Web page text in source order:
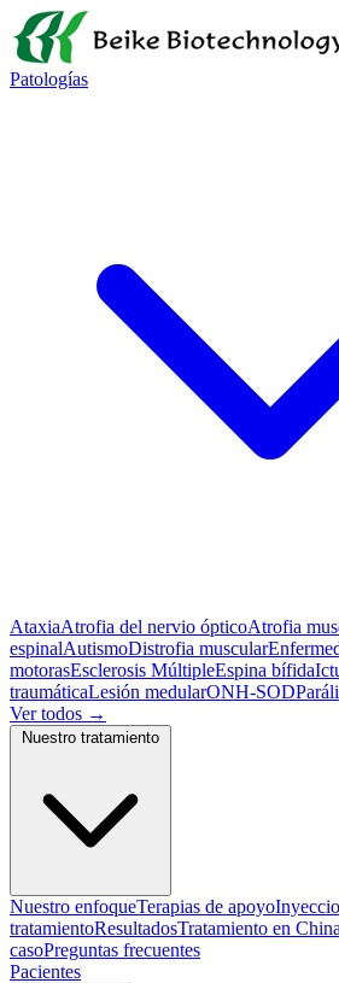
Patologías
AtaxiaAtrofia del nervio ópticoAtrofia
espinalAutismoDistrofia muscular
motorasEsclerosis MúltipleEspina bífida
traumáticaLesión medularONH-SOD
Ver todos →
Nuestro enfoqueTerapias de apoyo
tratamientoResultadosTratamiento en
casoPreguntas frecuentes
Pacientes